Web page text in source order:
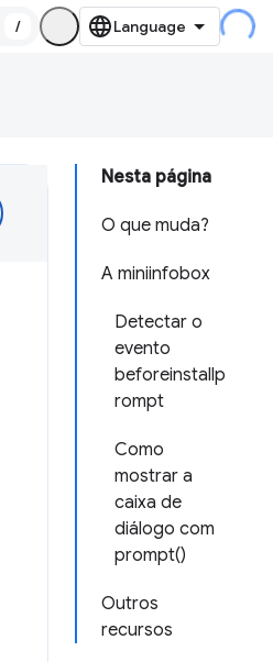
/
Nesta página
O que muda?
A miniinfobox
Detectar o
evento
beforeinstallp
rompt
Como
mostrar a
caixa de
diálogo com
prompt()
Outros
recursos